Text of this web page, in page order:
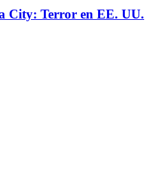
City: Terror en EE. UU.